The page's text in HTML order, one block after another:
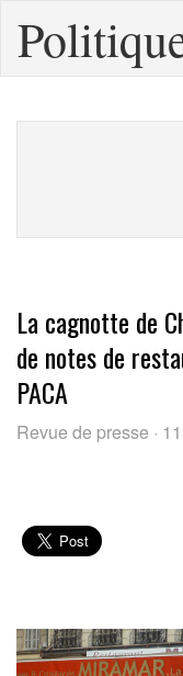
La cagnotte de
de notes de
PACA
Revue de presse ·